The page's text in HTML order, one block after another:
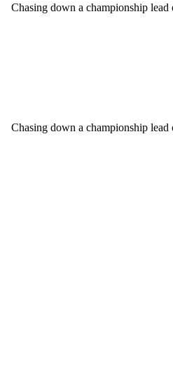
Chasing down a championship
Chasing down a championship